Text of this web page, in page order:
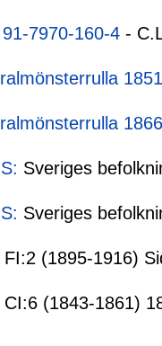
7970-160-4 -
1851
1866
Sveriges
Sveriges
FI:2 (1895-1916)
CI:6 (1843-1861)